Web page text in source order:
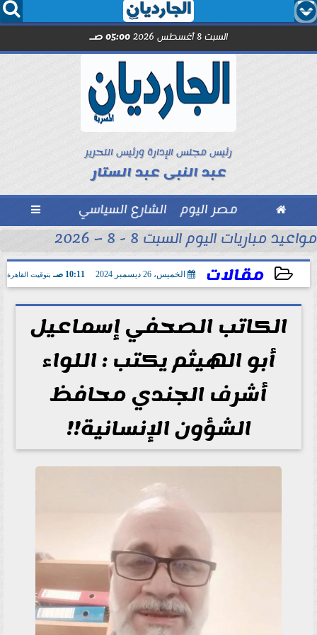
  
السبت 8 أغسطس 2026 05:00 صـ
رئيس مجلس الإدارة ورئيس التحرير
عبد النبى عبد الستار
 مصر اليوم الشارع السياسي 
مواعيد مباريات اليوم السبت 8 - 8 – 2026 والقنوات الناقلة
مقالات الخميس، 26 ديسمبر 2024 10:11 صـ بتوقيت القاهرة
2024-12-26 10:11:16
الكاتب الصحفي إسماعيل
أبو الهيثم يكتب : اللواء
أشرف الجندي محافظ
الشؤون الإنسانية!!